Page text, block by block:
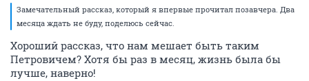
Замечательный рассказ, который я впервые прочитал позавчера. Два
месяца ждать не буду, поделюсь сейчас.
Хороший рассказ, что нам мешает быть таким
Петровичем? Хотя бы раз в месяц, жизнь была бы
лучше, наверно!